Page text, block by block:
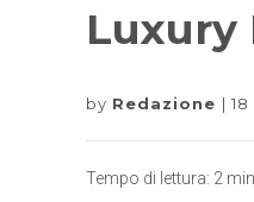
Luxury
by Redazione
Tempo di lettura: 2